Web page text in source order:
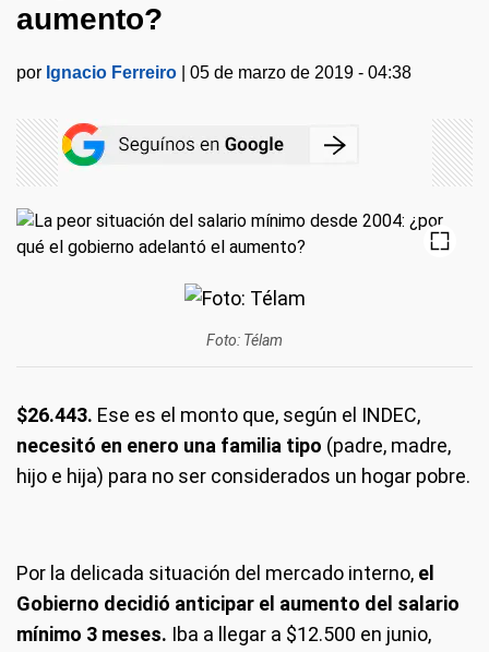
aumento?
por Ignacio Ferreiro 05 de marzo de 2019 - 04:38
Foto: Télam
$26.443. Ese es el monto que, según el INDEC,
necesitó en enero una familia tipo (padre, madre,
hijo e hija) para no ser considerados un hogar pobre.
Por la delicada situación del mercado interno, el
Gobierno decidió anticipar el aumento del salario
mínimo 3 meses. Iba a llegar a $12.500 en junio,